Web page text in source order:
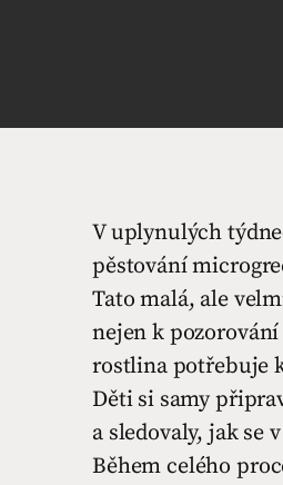
V uplynulých
pěstování
Tato malá, ale
nejen k
rostlina potřebuje
Děti si samy
a sledovaly, jak se
Během celého